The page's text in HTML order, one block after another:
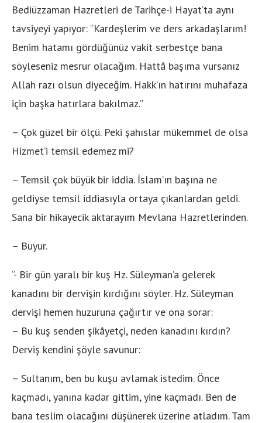
Bediüzzaman Hazretleri de Tarihçe-i Hayat’ta aynı
tavsiyeyi yapıyor: “Kardeşlerim ve ders arkadaşlarım!
Benim hatamı gördüğünüz vakit serbestçe bana
söyleseniz mesrur olacağım. Hattâ başıma vursanız
Allah razı olsun diyeceğim. Hakk’ın hatırını muhafaza
için başka hatırlara bakılmaz.”
– Çok güzel bir ölçü. Peki şahıslar mükemmel de olsa
Hizmet’i temsil edemez mi?
– Temsil çok büyük bir iddia. İslam’ın başına ne
geldiyse temsil iddiasıyla ortaya çıkanlardan geldi.
Sana bir hikayecik aktarayım Mevlana Hazretlerinden.
– Buyur.
“- Bir gün yaralı bir kuş Hz. Süleyman’a gelerek
kanadını bir dervişin kırdığını söyler. Hz. Süleyman
dervişi hemen huzuruna çağırtır ve ona sorar:
– Bu kuş senden şikâyetçi, neden kanadını kırdın?
Derviş kendini şöyle savunur:
– Sultanım, ben bu kuşu avlamak istedim. Önce
kaçmadı, yanına kadar gittim, yine kaçmadı. Ben de
bana teslim olacağını düşünerek üzerine atladım. Tam